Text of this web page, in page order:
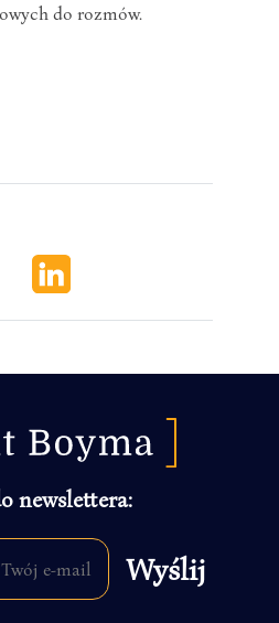
do rozmów.
newslettera: